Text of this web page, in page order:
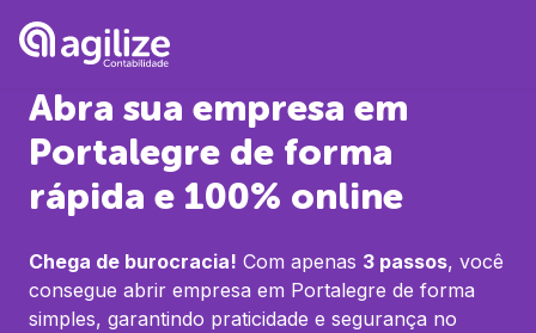
Abra sua empresa em
Portalegre de forma
rápida e 100% online
Chega de burocracia! Com apenas 3 passos, você
consegue abrir empresa em Portalegre de forma
simples, garantindo praticidade e segurança no